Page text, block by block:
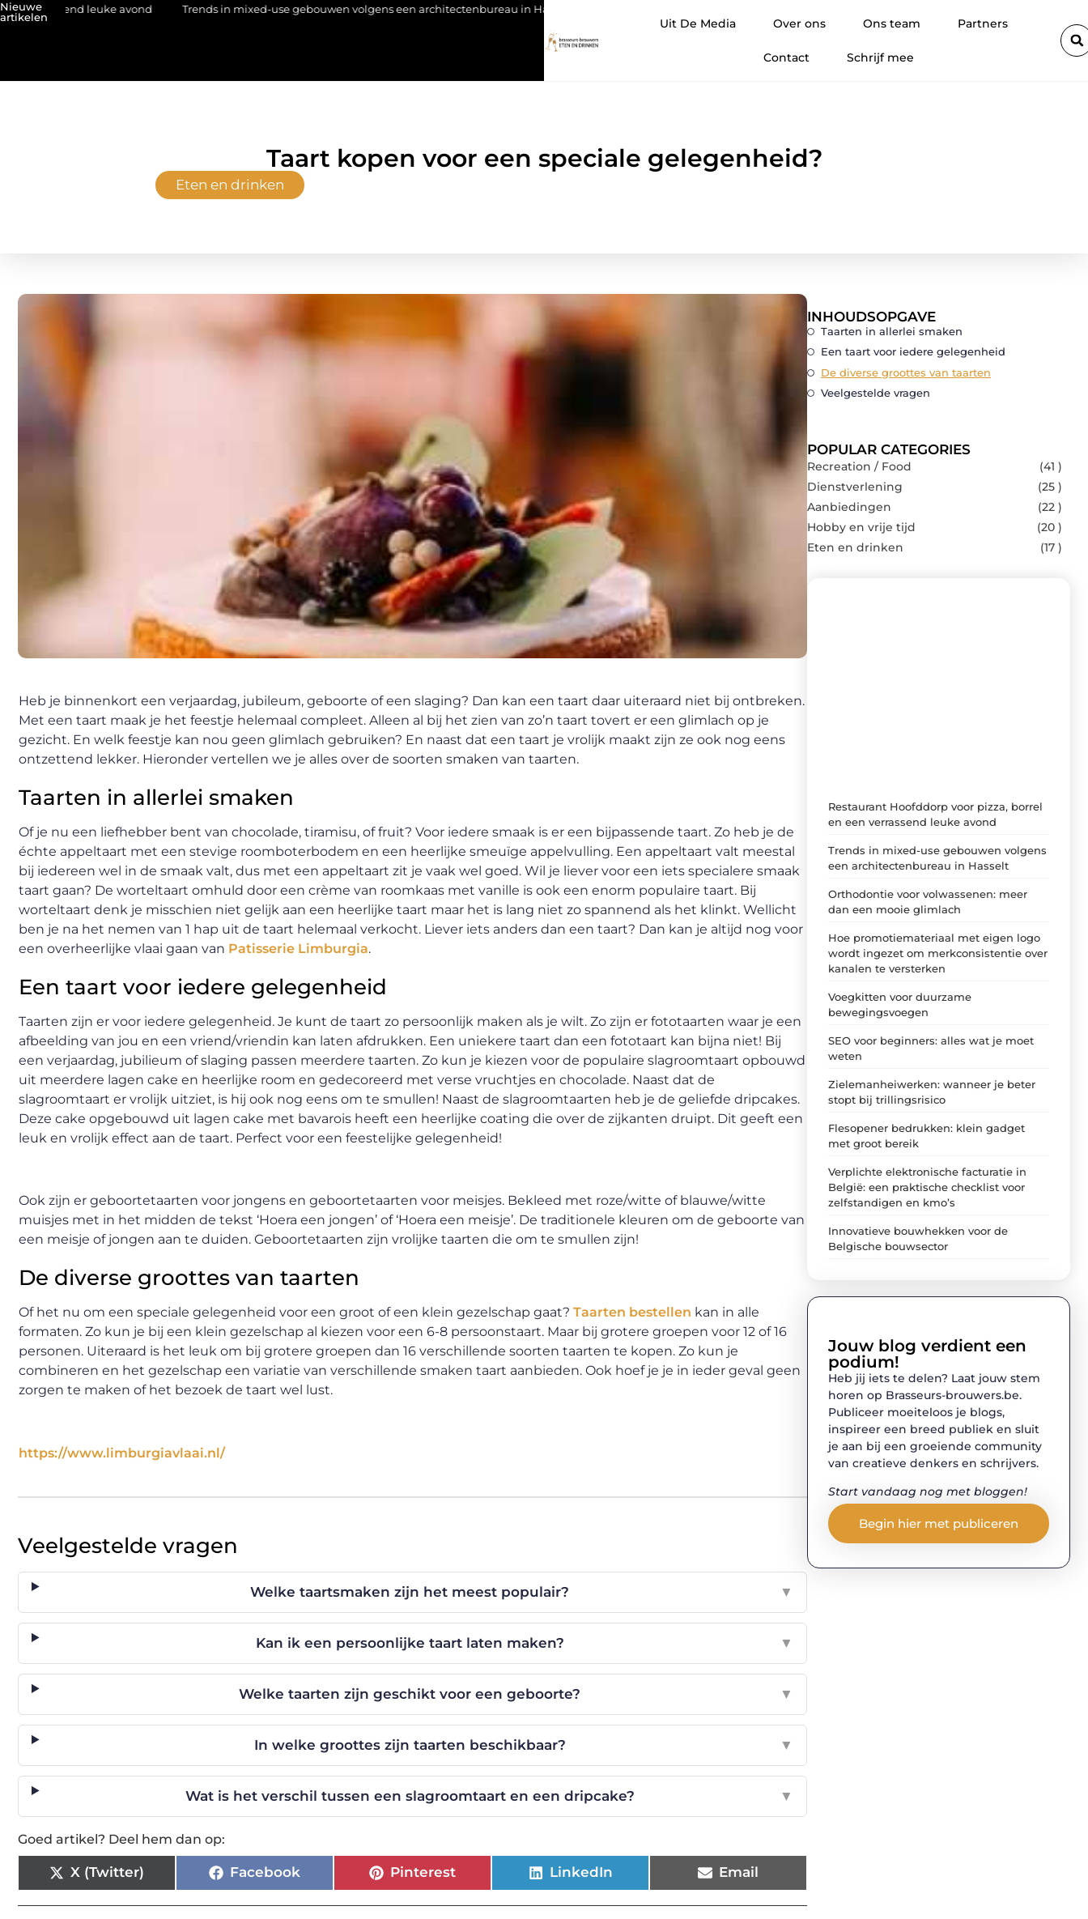
Nieuwe
artikelen
avond Trends in mixed-use gebouwen volgens een architectenbureau in Hasselt Orthodontie voor volwassenen: meer dan een mooie glimlach
Uit De Media Over ons Ons team Partners
Contact Schrijf mee
Taart kopen voor een speciale gelegenheid?
Eten en drinken
Heb je binnenkort een verjaardag, jubileum, geboorte of een slaging? Dan kan een taart daar uiteraard niet bij ontbreken.
Met een taart maak je het feestje helemaal compleet. Alleen al bij het zien van zo’n taart tovert er een glimlach op je
gezicht. En welk feestje kan nou geen glimlach gebruiken? En naast dat een taart je vrolijk maakt zijn ze ook nog eens
ontzettend lekker. Hieronder vertellen we je alles over de soorten smaken van taarten.
Taarten in allerlei smaken
Of je nu een liefhebber bent van chocolade, tiramisu, of fruit? Voor iedere smaak is er een bijpassende taart. Zo heb je de
échte appeltaart met een stevige roomboterbodem en een heerlijke smeuïge appelvulling. Een appeltaart valt meestal
bij iedereen wel in de smaak valt, dus met een appeltaart zit je vaak wel goed. Wil je liever voor een iets specialere smaak
taart gaan? De worteltaart omhuld door een crème van roomkaas met vanille is ook een enorm populaire taart. Bij
worteltaart denk je misschien niet gelijk aan een heerlijke taart maar het is lang niet zo spannend als het klinkt. Wellicht
ben je na het nemen van 1 hap uit de taart helemaal verkocht. Liever iets anders dan een taart? Dan kan je altijd nog voor
een overheerlijke vlaai gaan van Patisserie Limburgia.
Een taart voor iedere gelegenheid
Taarten zijn er voor iedere gelegenheid. Je kunt de taart zo persoonlijk maken als je wilt. Zo zijn er fototaarten waar je een
afbeelding van jou en een vriend/vriendin kan laten afdrukken. Een uniekere taart dan een fototaart kan bijna niet! Bij
een verjaardag, jubilieum of slaging passen meerdere taarten. Zo kun je kiezen voor de populaire slagroomtaart opbouwd
uit meerdere lagen cake en heerlijke room en gedecoreerd met verse vruchtjes en chocolade. Naast dat de
slagroomtaart er vrolijk uitziet, is hij ook nog eens om te smullen! Naast de slagroomtaarten heb je de geliefde dripcakes.
Deze cake opgebouwd uit lagen cake met bavarois heeft een heerlijke coating die over de zijkanten druipt. Dit geeft een
leuk en vrolijk effect aan de taart. Perfect voor een feestelijke gelegenheid!
Ook zijn er geboortetaarten voor jongens en geboortetaarten voor meisjes. Bekleed met roze/witte of blauwe/witte
muisjes met in het midden de tekst ‘Hoera een jongen’ of ‘Hoera een meisje’. De traditionele kleuren om de geboorte van
een meisje of jongen aan te duiden. Geboortetaarten zijn vrolijke taarten die om te smullen zijn!
De diverse groottes van taarten
Of het nu om een speciale gelegenheid voor een groot of een klein gezelschap gaat? Taarten bestellen kan in alle
formaten. Zo kun je bij een klein gezelschap al kiezen voor een 6-8 persoonstaart. Maar bij grotere groepen voor 12 of 16
personen. Uiteraard is het leuk om bij grotere groepen dan 16 verschillende soorten taarten te kopen. Zo kun je
combineren en het gezelschap een variatie van verschillende smaken taart aanbieden. Ook hoef je je in ieder geval geen
zorgen te maken of het bezoek de taart wel lust.
https://www.limburgiavlaai.nl/
Veelgestelde vragen
Welke taartsmaken zijn het meest populair? ▼
Kan ik een persoonlijke taart laten maken? ▼
Welke taarten zijn geschikt voor een geboorte? ▼
In welke groottes zijn taarten beschikbaar? ▼
Wat is het verschil tussen een slagroomtaart en een dripcake? ▼
Goed artikel? Deel hem dan op:
X (Twitter) Facebook Pinterest LinkedIn Email
INHOUDSOPGAVE
Taarten in allerlei smaken
Een taart voor iedere gelegenheid
De diverse groottes van taarten
Veelgestelde vragen
POPULAR CATEGORIES
Recreation / Food
(41 )
Dienstverlening
(25 )
Aanbiedingen
(22 )
Hobby en vrije tijd
(20 )
Eten en drinken
(17 )
Restaurant Hoofddorp voor pizza, borrel
en een verrassend leuke avond
Trends in mixed-use gebouwen volgens
een architectenbureau in Hasselt
Orthodontie voor volwassenen: meer
dan een mooie glimlach
Hoe promotiemateriaal met eigen logo
wordt ingezet om merkconsistentie over
kanalen te versterken
Voegkitten voor duurzame
bewegingsvoegen
SEO voor beginners: alles wat je moet
weten
Zielemanheiwerken: wanneer je beter
stopt bij trillingsrisico
Flesopener bedrukken: klein gadget
met groot bereik
Verplichte elektronische facturatie in
België: een praktische checklist voor
zelfstandigen en kmo’s
Innovatieve bouwhekken voor de
Belgische bouwsector
Jouw blog verdient een
podium!
Heb jij iets te delen? Laat jouw stem
horen op Brasseurs-brouwers.be.
Publiceer moeiteloos je blogs,
inspireer een breed publiek en sluit
je aan bij een groeiende community
van creatieve denkers en schrijvers.
Start vandaag nog met bloggen!
Begin hier met publiceren